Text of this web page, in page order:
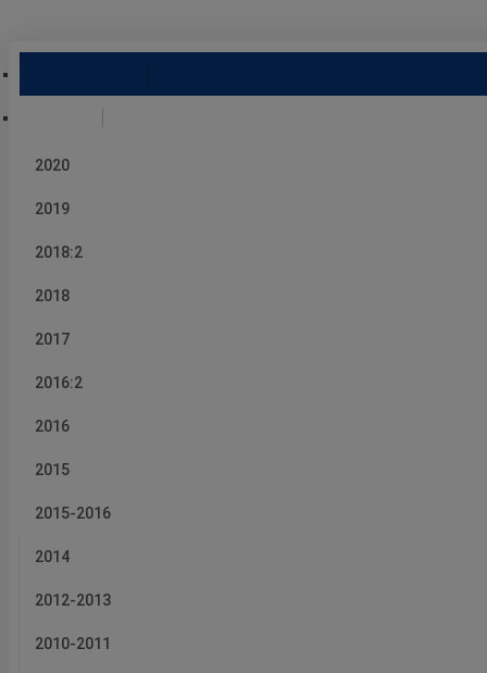
2020
2019
2018:2
2018
2017
2016:2
2016
2015
2015-2016
2014
2012-2013
2010-2011